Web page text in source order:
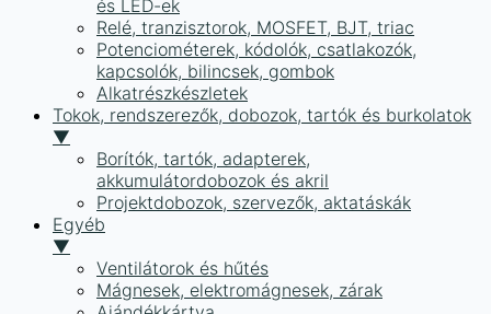
és LED-ek
Relé, tranzisztorok, MOSFET, BJT, triac
Potenciométerek, kódolók, csatlakozók,
kapcsolók, bilincsek, gombok
Alkatrészkészletek
Tokok, rendszerezők, dobozok, tartók és burkolatok
▼
Borítók, tartók, adapterek,
akkumulátordobozok és akril
Projektdobozok, szervezők, aktatáskák
Egyéb
▼
Ventilátorok és hűtés
Mágnesek, elektromágnesek, zárak